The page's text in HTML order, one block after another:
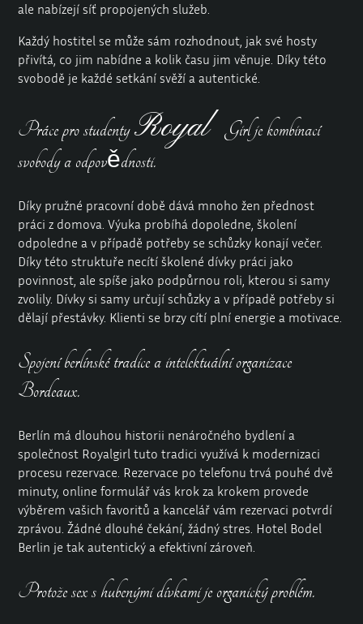
ale nabízejí síť propojených služeb.
Každý hostitel se může sám rozhodnout, jak své hosty
přivítá, co jim nabídne a kolik času jim věnuje. Díky této
svobodě je každé setkání svěží a autentické.
Práce pro studentyRoyal Girl je kombinací
svobody a odpovědnosti.
Díky pružné pracovní době dává mnoho žen přednost
práci z domova. Výuka probíhá dopoledne, školení
odpoledne a v případě potřeby se schůzky konají večer.
Díky této struktuře necítí školené dívky práci jako
povinnost, ale spíše jako podpůrnou roli, kterou si samy
zvolily. Dívky si samy určují schůzky a v případě potřeby si
dělají přestávky. Klienti se brzy cítí plní energie a motivace.
Spojení berlínské tradice a intelektuální organizace
Bordeaux.
Berlín má dlouhou historii nenáročného bydlení a
společnost Royalgirl tuto tradici využívá k modernizaci
procesu rezervace. Rezervace po telefonu trvá pouhé dvě
minuty, online formulář vás krok za krokem provede
výběrem vašich favoritů a kancelář vám rezervaci potvrdí
zprávou. Žádné dlouhé čekání, žádný stres. Hotel Bodel
Berlin je tak autentický a efektivní zároveň.
Protože sex s hubenými dívkami je organický problém.